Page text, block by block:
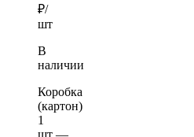
₽/
шт
В
наличии
Коробка
(картон)
1
шт —